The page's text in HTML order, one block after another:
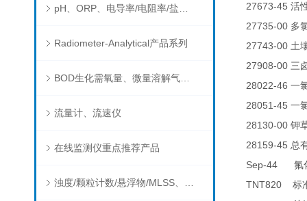
Radiometer-Analytical产品系列
BOD生化需氧量、微量溶解气体和现场水质测试组件以及其他分析仪
流量计、流速仪
在线监测仪重点推荐产品
27673-45 活
27735-00 多
27743-00 土
27908-00 三
28022-46 一
28051-45 一
28130-00 钾
28159-45 总
Sep-44 氟
TNT820 标